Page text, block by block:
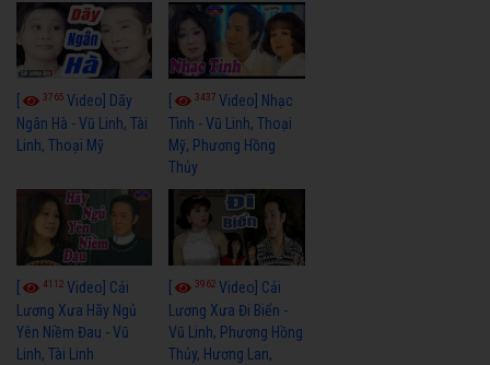
3765 Video] Dãy
Ngân Hà - Vũ Linh, Tài
Linh, Thoại Mỹ
3437Video] Nhạc
Tình - Vũ Linh, Thoại
Mỹ, Phương Hồng
Thủy
4112 Video] Cải
Lương Xưa Hãy Ngủ
Yên Niềm Đau - Vũ
Linh, Tài Linh
3962Video] Cải
Lương Xưa Đi Biển -
Vũ Linh, Phương Hồng
Thủy, Hương Lan,